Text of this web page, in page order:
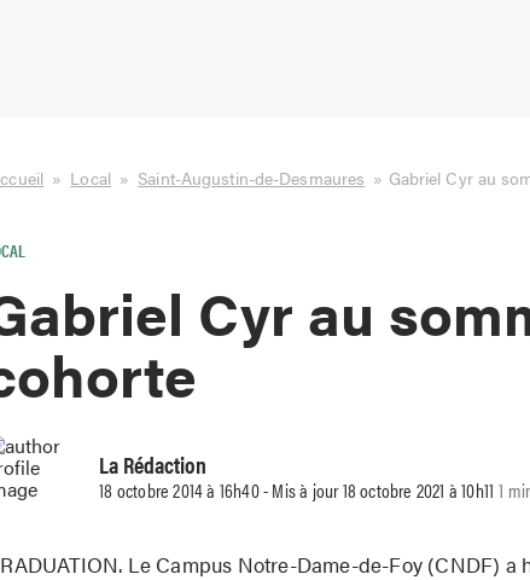
» Local » Saint-Augustin-de-Desmaures » Gabriel Cyr au
Cyr au
La Rédaction
18 octobre 2014 à 16h40 - Mis à jour 18 octobre 2021 à 10h11 1
Le Campus Notre-Dame-de-Foy (CNDF) a